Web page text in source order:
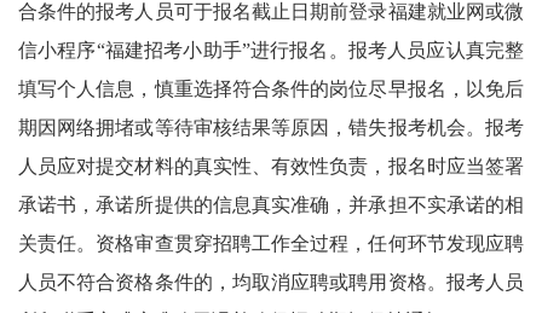
合条件的报考人员可于报名截止日期前登录福建就业网或微
信小程序“福建招考小助手”进行报名。报考人员应认真完整
填写个人信息，慎重选择符合条件的岗位尽早报名，以免后
期因网络拥堵或等待审核结果等原因，错失报考机会。报考
人员应对提交材料的真实性、有效性负责，报名时应当签署
承诺书，承诺所提供的信息真实准确，并承担不实承诺的相
关责任。资格审查贯穿招聘工作全过程，任何环节发现应聘
人员不符合资格条件的，均取消应聘或聘用资格。报考人员